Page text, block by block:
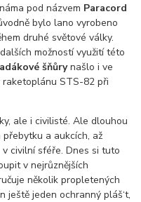
pod názvem Paracord
bylo lano vyrobeno
druhé světové války.
možností využití této
šňůrynašlo i ve
STS-82 při
ale i civilisté. Ale dlouhou
a aukcích, až
civilní sféře. Dnes si tuto
v nejrůznějších
několik propletených
ještě jeden ochranný pláš‘t,